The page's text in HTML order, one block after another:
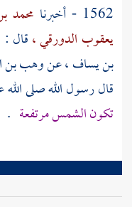
1562 - أخبرنا
محمد
يعقوب الدورقي ،قال :
بن يساف، عنوهب بن
قال رسول الله صلى
تكون الشمس مرتفعة .